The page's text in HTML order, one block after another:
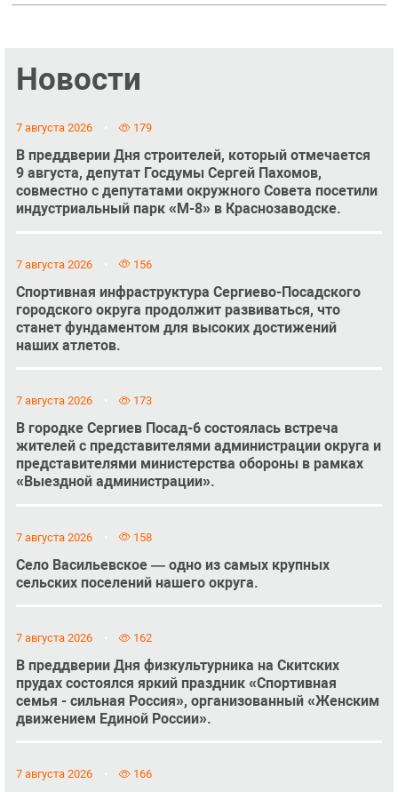
Новости
7 августа 2026 179
В преддверии Дня строителей, который отмечается
9 августа, депутат Госдумы Сергей Пахомов,
совместно с депутатами окружного Совета посетили
индустриальный парк «М-8» в Краснозаводске.
7 августа 2026 156
Спортивная инфраструктура Сергиево-Посадского
городского округа продолжит развиваться, что
станет фундаментом для высоких достижений
наших атлетов.
7 августа 2026 173
В городке Сергиев Посад-6 состоялась встреча
жителей с представителями администрации округа и
представителями министерства обороны в рамках
«Выездной администрации».
7 августа 2026 158
Село Васильевское — одно из самых крупных
сельских поселений нашего округа.
7 августа 2026 162
В преддверии Дня физкультурника на Скитских
прудах состоялся яркий праздник «Спортивная
семья - сильная Россия», организованный «Женским
движением Единой России».
7 августа 2026 166